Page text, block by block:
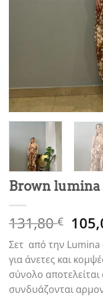
Brown lumina
131,80€
price
was:
Σετ από την Lumina
για άνετες και
σύνολο
συνδυάζονται